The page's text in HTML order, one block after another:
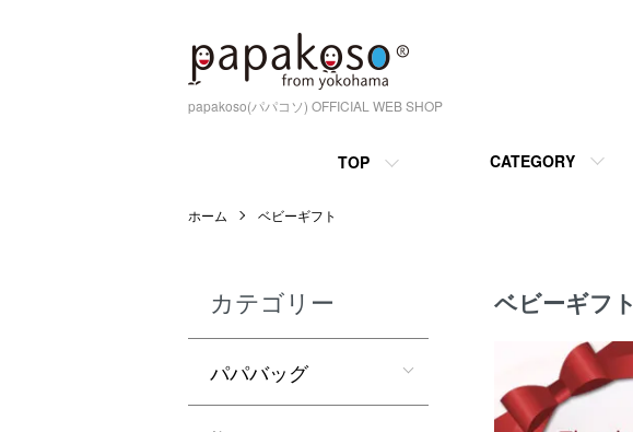
papakoso(パパコソ) OFFICIAL WEB SHOP
TOP CATEGORY
ホーム ベビーギフト
ベビーギフト
カテゴリー
パパバッグ